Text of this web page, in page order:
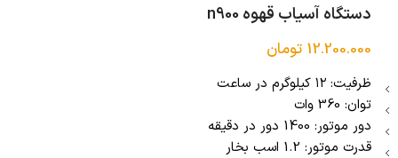
دستگاه آسیاب قهوه n900
12.200.000 تومان
ظرفیت: ۱۲ کیلوگرم در ساعت
توان: 360 وات
دور موتور: 1400 دور در دقیقه
قدرت موتور: 1.2 اسب بخار